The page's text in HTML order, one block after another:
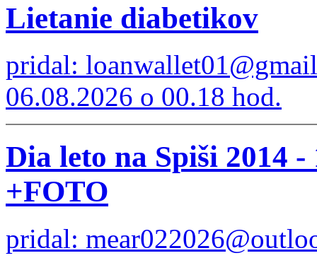
Lietanie diabetikov
pridal:
06.08.2026 o 00.18 hod.
Dia leto na Spiši 2014
+FOTO
pridal: